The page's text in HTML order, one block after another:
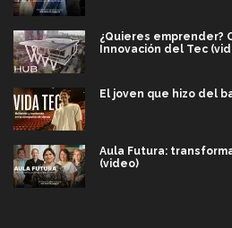
¿Quieres emprender?
Innovación del Tec
El joven que hizo del
Aula Futura:
(video)